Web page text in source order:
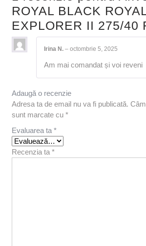
ROYAL BLACK
EXPLORER II 275/40
Irina N. – octombrie 5, 2025
Am mai comandat și voi reveni
Adaugă o recenzie
Adresa ta de email nu va fi publicată.
sunt marcate cu *
Evaluarea ta *
Recenzia ta *